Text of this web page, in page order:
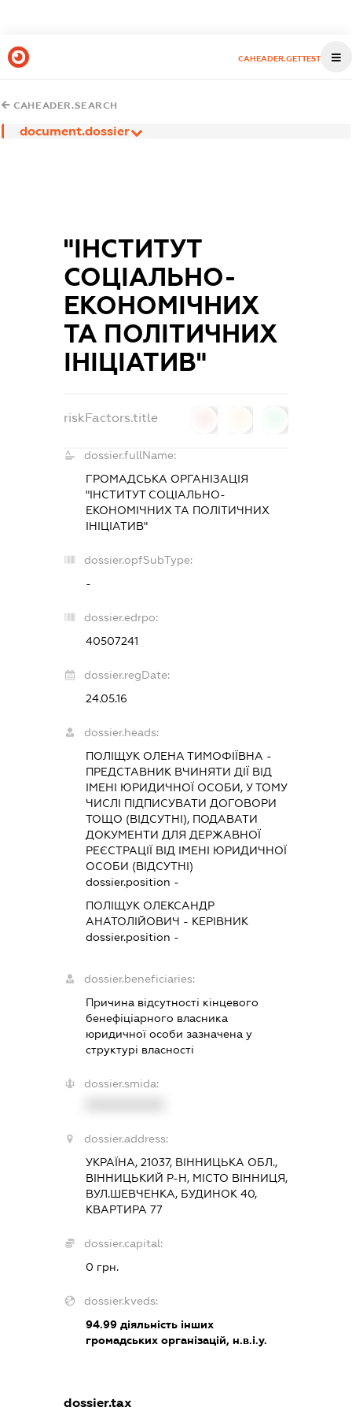
CAHEADER.GETTEST
CAHEADER.SEARCH
document.dossier
"ІНСТИТУТ
СОЦІАЛЬНО-
ЕКОНОМІЧНИХ
ТА ПОЛІТИЧНИХ
ІНІЦІАТИВ"
riskFactors.title
dossier.fullName:
ГРОМАДСЬКА ОРГАНІЗАЦІЯ
"ІНСТИТУТ СОЦІАЛЬНО-
ЕКОНОМІЧНИХ ТА ПОЛІТИЧНИХ
ІНІЦІАТИВ"
dossier.opfSubType:
-
dossier.edrpo:
40507241
dossier.regDate:
24.05.16
dossier.heads:
ПОЛІЩУК ОЛЕНА ТИМОФІЇВНА -
ПРЕДСТАВНИКВЧИНЯТИ ДІЇ ВІД
ІМЕНІ ЮРИДИЧНОЇ ОСОБИ, У ТОМУ
ЧИСЛІ ПІДПИСУВАТИ ДОГОВОРИ
ТОЩО (ВІДСУТНІ), ПОДАВАТИ
ДОКУМЕНТИ ДЛЯ ДЕРЖАВНОЇ
РЕЄСТРАЦІЇ ВІД ІМЕНІ ЮРИДИЧНОЇ
ОСОБИ (ВІДСУТНІ)
dossier.position -
ПОЛІЩУК ОЛЕКСАНДР
АНАТОЛІЙОВИЧ - КЕРІВНИК
dossier.position -
dossier.beneficiaries:
Причина відсутності кінцевого
бенефіціарного власника
юридичної особи зазначена у
структурі власності
dossier.smida:
dossier.address:
УКРАЇНА, 21037, ВІННИЦЬКА ОБЛ.,
ВІННИЦЬКИЙ Р-Н, МІСТО ВІННИЦЯ,
ВУЛ.ШЕВЧЕНКА, БУДИНОК 40,
КВАРТИРА 77
dossier.capital:
0 грн.
dossier.kveds:
94.99діяльність інших
громадських організацій, н.в.і.у.
dossier.tax